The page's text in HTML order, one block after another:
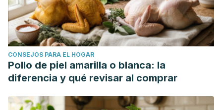
CONSEJOS PARA EL HOGAR
Pollo de piel amarilla o blanca: la
diferencia y qué revisar al comprar